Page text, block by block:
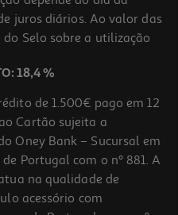
juros diários. Ao valor das
do Selo sobre a utilização
18,4 %
de 1.500€ pago em 12
Cartão sujeita a
Oney Bank – Sucursal em
Portugal com o nº 881. A
na qualidade de
acessório com